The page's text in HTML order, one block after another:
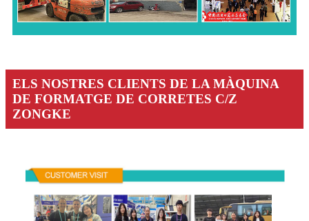
ELS NOSTRES CLIENTS DE LA MÀQUINA
DE FORMATGE DE CORRETES C/Z
ZONGKE